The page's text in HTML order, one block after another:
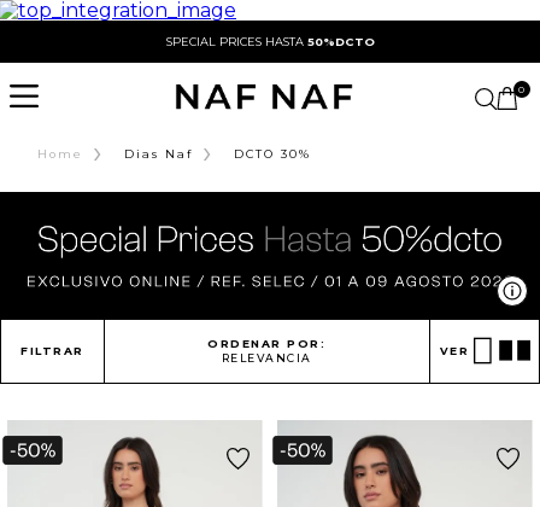
SPECIAL PRICES HASTA 50%DCTO
0
Home › Dias Naf › DCTO 30%
FILTRAR
ORDENAR POR:
RELEVANCIA
VER